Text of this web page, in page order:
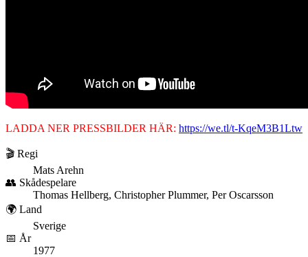
LADDA NER PRESSBILDER HÄR: https://we.tl/t-KqeM3B1Ltw
🎬 Regi
Mats Arehn
👥 Skådespelare
Thomas Hellberg, Christopher Plummer, Per Oscarsson
🌍 Land
Sverige
📅 År
1977